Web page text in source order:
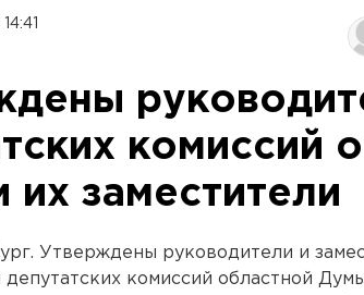
комиссий
заместители
Утверждены руководители и
депутатских комиссий областной